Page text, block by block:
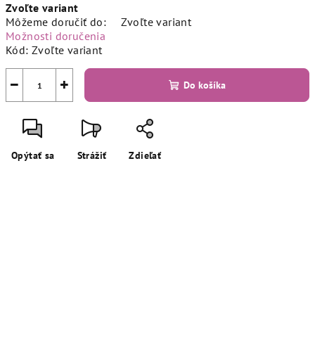
cena:
Zvoľte variant
Môžeme doručiť do:
Zvoľte variant
Možnosti doručenia
Kód: Zvoľte variant
+
− Do košíka
Opýtať sa Strážiť Zdieľať